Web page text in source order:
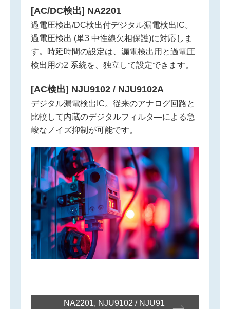
[AC/DC検出] NA2201
過電圧検出/DC検出付デジタル漏電検出IC。
過電圧検出 (単3 中性線欠相保護)に対応しま
す。時延時間の設定は、漏電検出用と過電圧
検出用の2 系統を、独立して設定できます。
[AC検出] NJU9102 / NJU9102A
デジタル漏電検出IC。従来のアナログ回路と
比較して内蔵のデジタルフィルタ―による急
峻なノイズ抑制が可能です。
NA2201, NJU9102 / NJU91